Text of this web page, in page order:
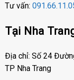
Tư vấn:
Tại Nha
Địa chỉ: Số 24
TP Nha Trang